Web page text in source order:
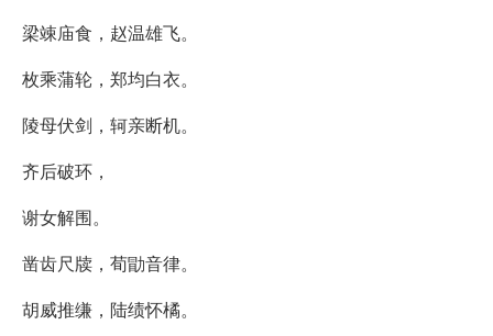
梁竦庙食，赵温雄飞。
枚乘蒲轮，郑均白衣。
陵母伏剑，轲亲断机。
齐后破环，
谢女解围。
凿齿尺牍，荀勖音律。
胡威推缣，陆绩怀橘。